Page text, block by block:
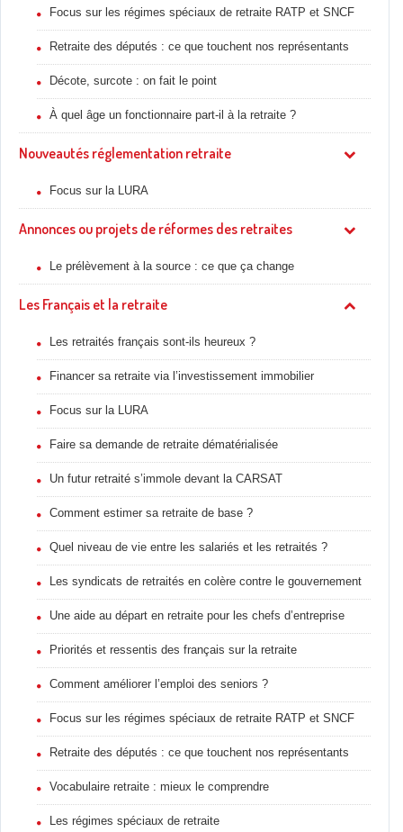
Focus sur les régimes spéciaux de retraite RATP et SNCF
Retraite des députés : ce que touchent nos représentants
Décote, surcote : on fait le point
À quel âge un fonctionnaire part-il à la retraite ?
Nouveautés réglementation retraite
Focus sur la LURA
Annonces ou projets de réformes des retraites
Le prélèvement à la source : ce que ça change
Les Français et la retraite
Les retraités français sont-ils heureux ?
Financer sa retraite via l’investissement immobilier
Focus sur la LURA
Faire sa demande de retraite dématérialisée
Un futur retraité s’immole devant la CARSAT
Comment estimer sa retraite de base ?
Quel niveau de vie entre les salariés et les retraités ?
Les syndicats de retraités en colère contre le gouvernement
Une aide au départ en retraite pour les chefs d’entreprise
Priorités et ressentis des français sur la retraite
Comment améliorer l’emploi des seniors ?
Focus sur les régimes spéciaux de retraite RATP et SNCF
Retraite des députés : ce que touchent nos représentants
Vocabulaire retraite : mieux le comprendre
Les régimes spéciaux de retraite